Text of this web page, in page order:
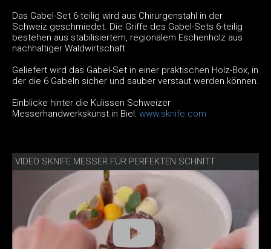
Das Gabel-Set 6-teilig wird aus Chirurgenstahl in der
Schweiz geschmiedet. Die Griffe des Gabel-Sets 6-teilig
bestehen aus stabilisiertem, regionalem Eschenholz aus
nachhaltiger Waldwirtschaft.
Geliefert wird das Gabel-Set in einer praktischen Holz-Box, in
der die 6 Gabeln sicher und sauber verstaut werden können.
Einblicke hinter die Kulissen Schweizer
Messerhandwerkskunst in Biel: www.sknife.com
VIDEO SKNIFE MESSER FÜR PERFEKTEN SCHNITT